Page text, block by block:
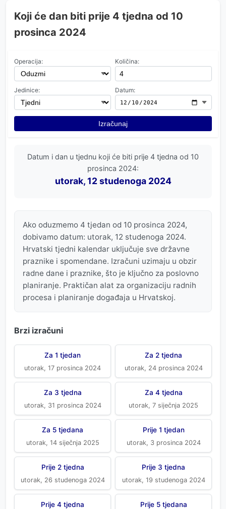
Koji će dan biti prije 4 tjedna od 10
prosinca 2024
Operacija: Količina:
Jedinice: Datum:
Izračunaj
Datum i dan u tjednu koji će biti prije 4 tjedna od 10
prosinca 2024:
utorak, 12 studenoga 2024
Ako oduzmemo 4 tjedan od 10 prosinca 2024,
dobivamo datum: utorak, 12 studenoga 2024.
Hrvatski tjedni kalendar uključuje sve državne
praznike i spomendane. Izračuni uzimaju u obzir
radne dane i praznike, što je ključno za poslovno
planiranje. Praktičan alat za organizaciju radnih
procesa i planiranje događaja u Hrvatskoj.
Brzi izračuni
Za 1 tjedan
utorak, 17 prosinca 2024
Za 2 tjedna
utorak, 24 prosinca 2024
Za 3 tjedna
utorak, 31 prosinca 2024
Za 4 tjedna
utorak, 7 siječnja 2025
Za 5 tjedana
utorak, 14 siječnja 2025
Prije 1 tjedan
utorak, 3 prosinca 2024
Prije 2 tjedna
utorak, 26 studenoga 2024
Prije 3 tjedna
utorak, 19 studenoga 2024
Prije 4 tjedna Prije 5 tjedana